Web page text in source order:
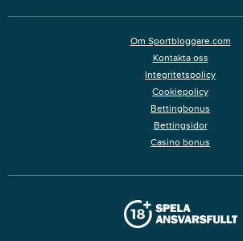
Om Sportbloggare.com
Kontakta oss
Integritetspolicy
Cookiepolicy
Bettingbonus
Bettingsidor
Casino bonus